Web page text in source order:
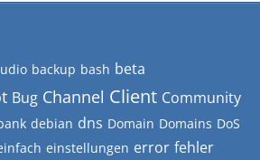
backup bash beta
Bug Channel Client Community
debian dns Domain Domains DoS
einstellungen error fehler